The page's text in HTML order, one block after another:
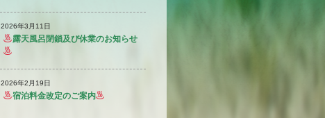
2026年3月11日
露天風呂閉鎖及び休業のお知らせ
2026年2月19日
宿泊料金改定のご案内